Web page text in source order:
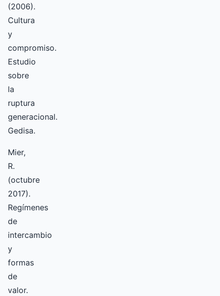
(2006).
Cultura
y
compromiso.
Estudio
sobre
la
ruptura
generacional.
Gedisa.
Mier,
R.
(octubre
2017).
Regímenes
de
intercambio
y
formas
de
valor.